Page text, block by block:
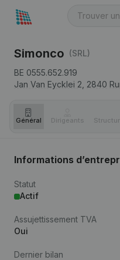
Simonco (SRL)
BE 0555.652.919
Jan Van Eycklei 2, 2840
Général Dirigeants
Informations
Statut
Actif
Assujettissement TVA
Oui
Dernier bilan